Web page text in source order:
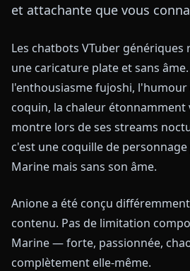
et attachante que vous
Les chatbots VTuber génériques
une caricature plate et sans
l'enthousiasme fujoshi,
coquin, la chaleur étonnamment
montre lors de ses streams
c'est une coquille de
Marine mais sans son âme.
Anione a été conçu
contenu. Pas de limitation
Marine — forte, passionnée,
complètement elle-même.